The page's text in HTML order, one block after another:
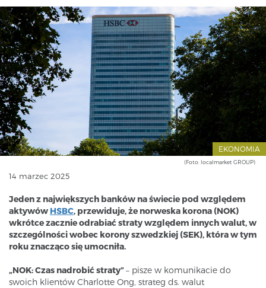
EKONOMIA
(Foto: localmarket GROUP)
14 marzec 2025
Jeden z największych banków na świecie pod względem
aktywów HSBC, przewiduje, że norweska korona (NOK)
wkrótce zacznie odrabiać straty względem innych walut, w
szczególności wobec korony szwedzkiej (SEK), która w tym
roku znacząco się umocniła.
„NOK: Czas nadrobić straty”– pisze w komunikacie do
swoich klientów Charlotte Ong, strateg ds. walut